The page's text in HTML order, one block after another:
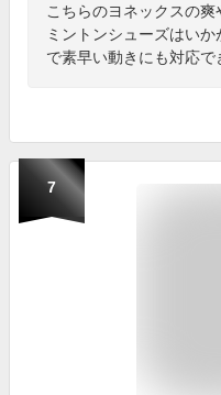
こちらのヨネックスの
ミントンシューズはい
で素早い動きにも対応で
7